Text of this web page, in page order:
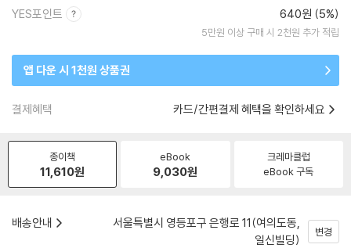
YES포인트 640원 (5%)
5만원 이상 구매 시 2천원 추가 적립
앱 다운 시 1천원 상품권
결제혜택 카드/간편결제 혜택을 확인하세요
종이책
11,610원
eBook
9,030원
크레마클럽
eBook 구독
배송안내
서울특별시 영등포구 은행로 11(여의도동,
일신빌딩)
변경